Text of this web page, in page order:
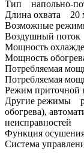
Тип напольно-
Длина охвата 20
Возможные
Воздушный
Мощность
Мощность
Потребляемая
Потребляемая
Режим
Другие режимы
обогрева),
неисправностей
Функция
Система